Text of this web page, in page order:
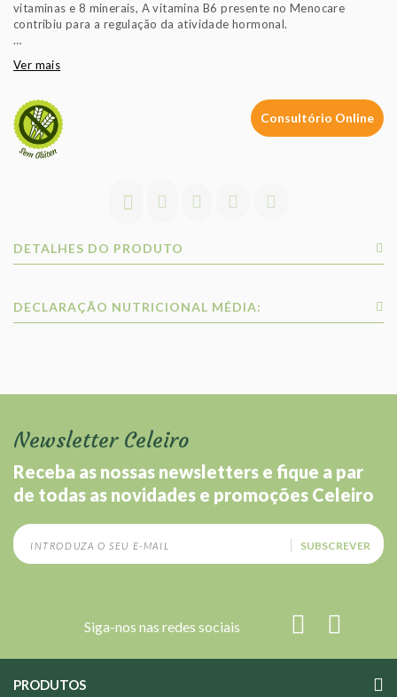
vitaminas e 8 minerais, A vitamina B6 presente no Menocare
contribiu para a regulação da atividade hormonal.
Isoflavonas de Soja
Outros antioxidantes presentes no papel do Menocare:
Vitaminas C, E, A, Zinco e Selénio
O Selénio e a Vitamina E
A Vitamina D,
Ver mais
Consultório Online
DETALHES DO PRODUTO
DECLARAÇÃO NUTRICIONAL MÉDIA:
Newsletter Celeiro
Receba as nossas newsletters e fique a par
de todas as novidades e promoções Celeiro
SUBSCREVER
Siga-nos nas redes sociais
PRODUTOS